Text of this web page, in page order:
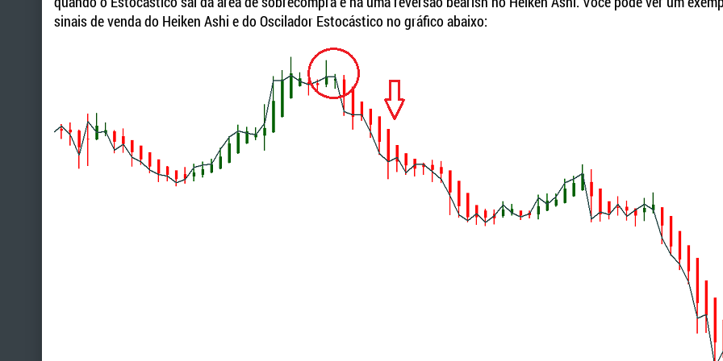
sinais de venda do Heiken Ashi e do Oscilador Estocástico no gráfico abaixo: